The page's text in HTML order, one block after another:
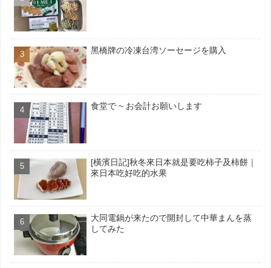
黑橋牌の冷凍台湾ソーセージを購入
食堂で ~ お会計お願いします
[橫濱日記]秋冬來日本就是要吃柿子及柿餅｜
來日本吃好吃的水果
大同電鍋が来たので開封して中華まんを蒸
してみた